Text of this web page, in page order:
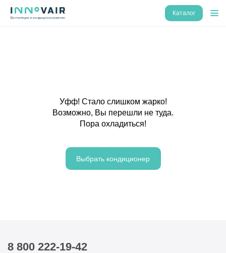
Каталог
Уфф! Стало слишком жарко!
Возможно, Вы перешли не туда.
Пора охладиться!
Выбрать кондиционер
8 800 222-19-42